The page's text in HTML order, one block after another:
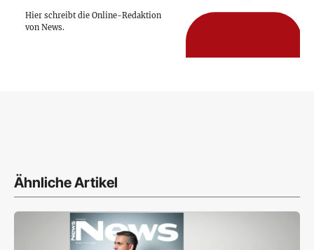
Hier schreibt die Online-Redaktion
von News.
Ähnliche Artikel